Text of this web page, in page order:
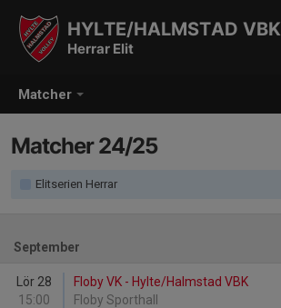
Matcher
HYLTE/HALMSTAD VBK
Herrar Elit
Matcher 24/25
Elitserien Herrar
September
Lör 28
15:00
Floby VK - Hylte/Halmstad VBK
Floby Sporthall